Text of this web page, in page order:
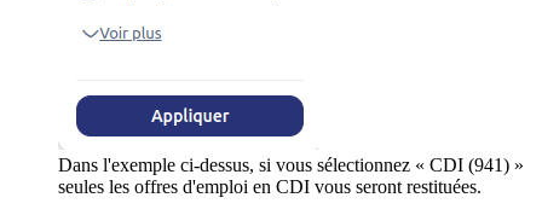
Dans l'exemple ci-dessus, si vous sélectionnez « CDI (941) »
seules les offres d'emploi en CDI vous seront restituées.